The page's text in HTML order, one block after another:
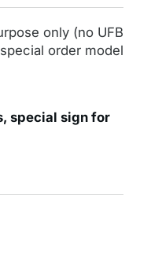
only (no UFB
order model
special sign for